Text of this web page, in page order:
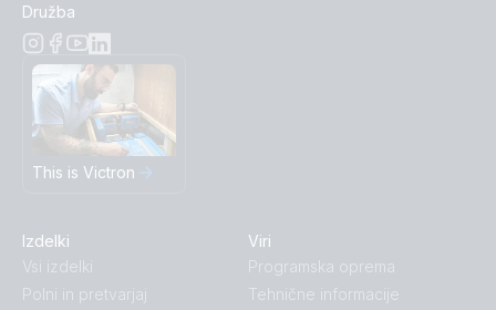
Družba
This is Victron
Izdelki
Vsi izdelki
Polni in pretvarjaj
Viri
Programska oprema
Tehnične informacije